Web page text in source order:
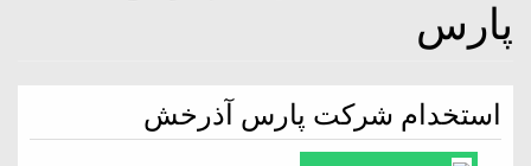
پارس
استخدام شرکت پارس آذرخش